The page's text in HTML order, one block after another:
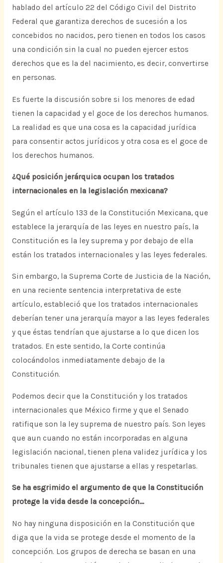
hablado del artículo 22 del Código Civil del Distrito
Federal que garantiza derechos de sucesión a los
concebidos no nacidos, pero tienen en todos los casos
una condición sin la cual no pueden ejercer estos
derechos que es la del nacimiento, es decir, convertirse
en personas.
Es fuerte la discusión sobre si los menores de edad
tienen la capacidad y el goce de los derechos humanos.
La realidad es que una cosa es la capacidad jurídica
para consentir actos jurídicos y otra cosa es el goce de
los derechos humanos.
¿Qué posición jerárquica ocupan los tratados
internacionales en la legislación mexicana?
Según el artículo 133 de la Constitución Mexicana, que
establece la jerarquía de las leyes en nuestro país, la
Constitución es la ley suprema y por debajo de ella
están los tratados internacionales y las leyes federales.
Sin embargo, la Suprema Corte de Justicia de la Nación,
en una reciente sentencia interpretativa de este
artículo, estableció que los tratados internacionales
deberían tener una jerarquía mayor a las leyes federales
y que éstas tendrían que ajustarse a lo que dicen los
tratados. En este sentido, la Corte continúa
colocándolos inmediatamente debajo de la
Constitución.
Podemos decir que la Constitución y los tratados
internacionales que México firme y que el Senado
ratifique son la ley suprema de nuestro país. Son leyes
que aun cuando no están incorporadas en alguna
legislación nacional, tienen plena validez jurídica y los
tribunales tienen que ajustarse a ellas y respetarlas.
Se ha esgrimido el argumento de que la Constitución
protege la vida desde la concepción…
No hay ninguna disposición en la Constitución que
diga que la vida se protege desde el momento de la
concepción. Los grupos de derecha se basan en una